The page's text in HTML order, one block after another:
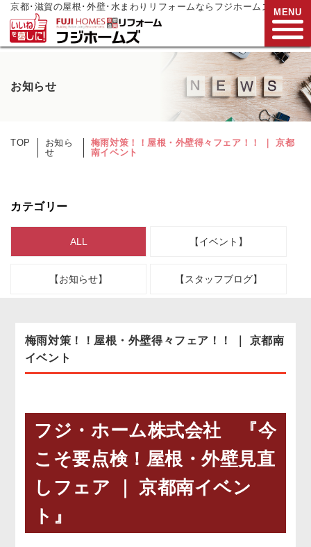
京都･滋賀の屋根･外壁･水まわりリフォームならフジホームズ
お電話でご相談
0120-272-833
営業時間:9:00～17:00水曜日定休
HOME
現場リポート
リフォーム支援制度
お客様の声
協力業者募集
MENU
お知らせ
TOP
お知ら
せ
梅雨対策！！屋根・外壁得々フェア！！ ｜ 京都
南イベント
カテゴリー
ALL 【イベント】
【お知らせ】 【スタッフブログ】
梅雨対策！！屋根・外壁得々フェア！！ ｜ 京都南
イベント
フジ・ホーム株式会社 『今
こそ要点検！屋根・外壁見直
しフェア ｜ 京都南イベン
ト』